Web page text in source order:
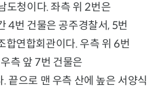
도청이다. 좌측 위 2번은
4번 건물은 공주경찰서, 5번
합연합회관이다. 우측 위 6번
측 앞 7번 건물은
끝으로 맨 우측 산에 높은 서양식